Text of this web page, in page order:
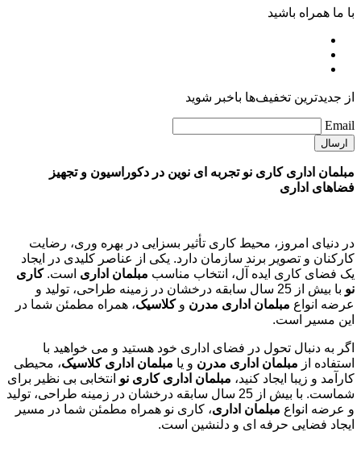
با ما همراه باشید
از جدیدترین تخفیف‌ها باخبر شوید
Email
مبلمان اداری کاری نو تجربه ای نوین در دکوراسیون و تجهیز
فضاهای اداری
در دنیای امروز، محیط کاری تأثیر بسزایی در بهره وری، رضایت
کارکنان و تصویر برند سازمان دارد. یکی از عناصر کلیدی در ایجاد
یک فضای کاری ایده آل، انتخاب مناسب مبلمان اداری است.کاری
نو
با بیش از 25 سال سابقه درخشان در زمینه طراحی، تولید و
عرضه انواع مبلمان اداری مدرن وکلاسیک، همراه مطمئن شما در
این مسیر است.
اگر به دنبال تحول در فضای اداری خود هستید و می خواهید با
استفاده از مبلمان اداری مدرن و یا مبلمان اداری کلاسیک، محیطی
کارآمد و زیبا ایجاد کنید، مبلمان اداری کاری نو انتخابی بی نظیر برای
شماست. با بیش از 25 سال سابقه درخشان در زمینه طراحی، تولید
و عرضه انواع مبلمان اداری، کاری نو همراه مطمئن شما در مسیر
ایجاد فضایی حرفه ای و دلنشین است.